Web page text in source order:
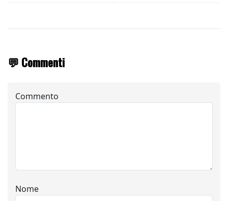
💬 Commenti